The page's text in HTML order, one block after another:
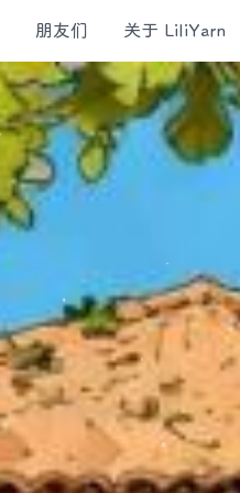
朋友们 关于 LiliYarn